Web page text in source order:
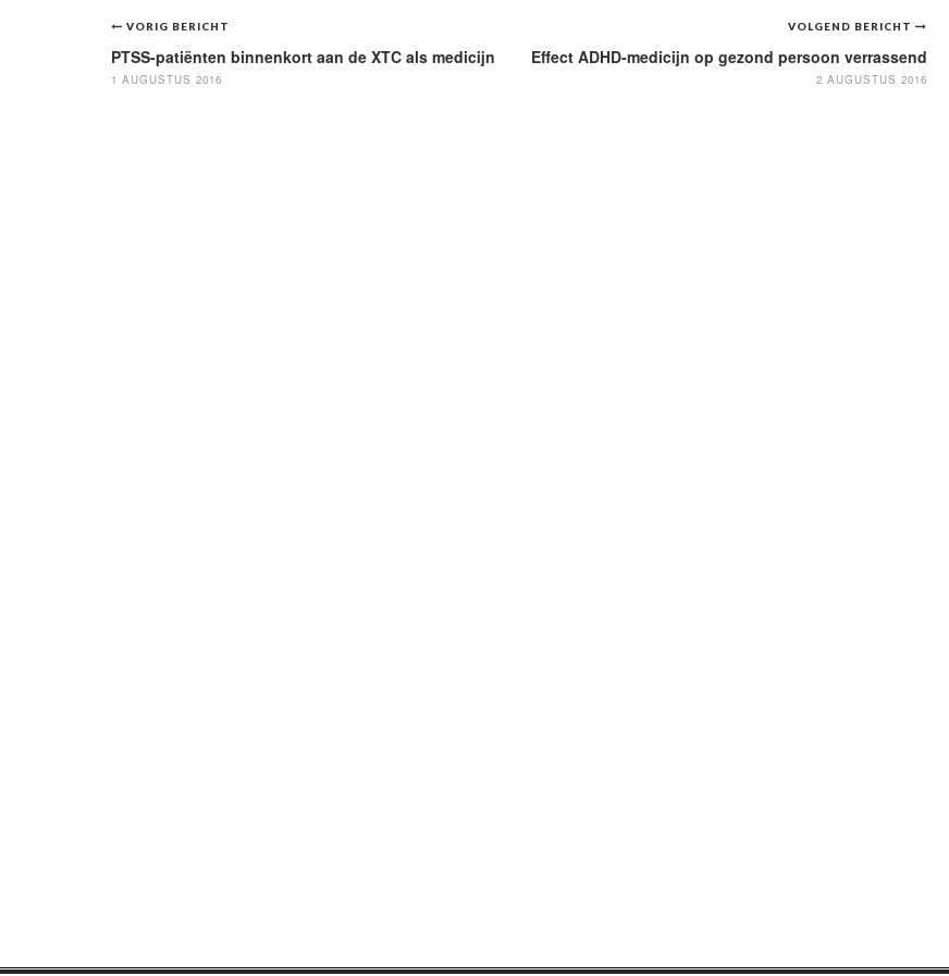
Bericht
navigatie
VOLGEND BERICHT
Effect ADHD-medicijn op gezond persoon verrassend
2 AUGUSTUS 2016
VORIG BERICHT
PTSS-patiënten binnenkort aan de XTC als medicijn
1 AUGUSTUS 2016